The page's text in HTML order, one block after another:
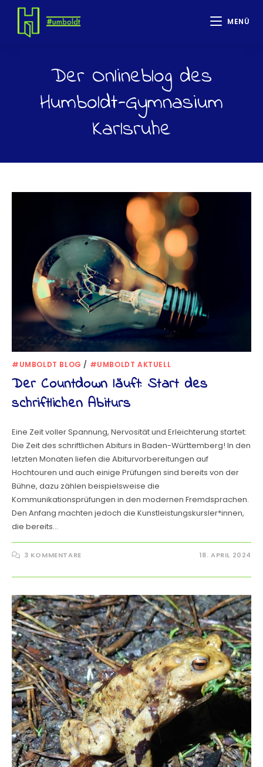
MENÜ
Der Onlineblog des
Humboldt-Gymnasium
Karlsruhe
#UMBOLDT BLOG / #UMBOLDT AKTUELL
Der Countdown läuft: Start des
schriftlichen Abiturs
Eine Zeit voller Spannung, Nervosität und Erleichterung startet:
Die Zeit des schriftlichen Abiturs in Baden-Württemberg! In den
letzten Monaten liefen die Abiturvorbereitungen auf
Hochtouren und auch einige Prüfungen sind bereits von der
Bühne, dazu zählen beispielsweise die
Kommunikationsprüfungen in den modernen Fremdsprachen.
Den Anfang machten jedoch die Kunstleistungskursler*innen,
die bereits…
3 KOMMENTARE 18. APRIL 2024